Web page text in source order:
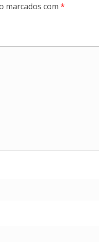
marcados com *